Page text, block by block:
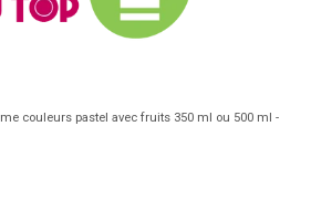
couleurs pastel avec fruits 350 ml ou 500 ml -